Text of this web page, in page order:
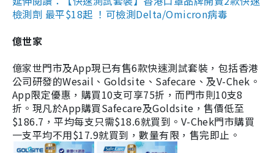
檢測劑 最平$18起 ！可檢測Delta/Omicron病毒
億世家
億家世門市及App現已有售6款快速測試套裝，包括香港
公司研發的Wesail、Goldsite、Safecare、及V-Chek。
App限定優惠，購買10支可享75折，而門市則10支8
折。現凡於App購買Safecare及Goldsite，售價低至
$186.7，平均每支只需$18.6就買到。V-Chek門市購買
一支平均不用$17.9就買到，數量有限，售完即止。